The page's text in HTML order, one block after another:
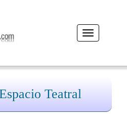
Desplegar
navegación
Teatral